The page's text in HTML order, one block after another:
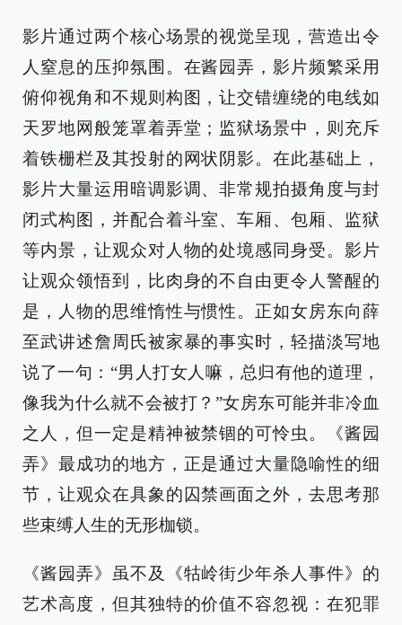
影片通过两个核心场景的视觉呈现，营造出令
人窒息的压抑氛围。在酱园弄，影片频繁采用
俯仰视角和不规则构图，让交错缠绕的电线如
天罗地网般笼罩着弄堂；监狱场景中，则充斥
着铁栅栏及其投射的网状阴影。在此基础上，
影片大量运用暗调影调、非常规拍摄角度与封
闭式构图，并配合着斗室、车厢、包厢、监狱
等内景，让观众对人物的处境感同身受。影片
让观众领悟到，比肉身的不自由更令人警醒的
是，人物的思维惰性与惯性。正如女房东向薛
至武讲述詹周氏被家暴的事实时，轻描淡写地
说了一句：“男人打女人嘛，总归有他的道理，
像我为什么就不会被打？”女房东可能并非冷血
之人，但一定是精神被禁锢的可怜虫。《酱园
弄》最成功的地方，正是通过大量隐喻性的细
节，让观众在具象的囚禁画面之外，去思考那
些束缚人生的无形枷锁。
《酱园弄》虽不及《牯岭街少年杀人事件》的
艺术高度，但其独特的价值不容忽视：在犯罪